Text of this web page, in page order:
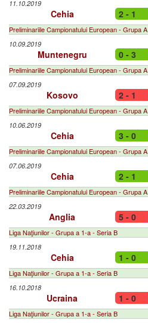
11.10.2019
Cehia 2 - 1
Preliminariile Campionatului European - Grupa A
10.09.2019
Muntenegru 0 - 3
Preliminariile Campionatului European - Grupa A
07.09.2019
Kosovo 2 - 1
Preliminariile Campionatului European - Grupa A
10.06.2019
Cehia 3 - 0
Preliminariile Campionatului European - Grupa A
07.06.2019
Cehia 2 - 1
Preliminariile Campionatului European - Grupa A
22.03.2019
Anglia 5 - 0
Liga Naţiunilor - Grupa a 1-a - Seria B
19.11.2018
Cehia 1 - 0
Liga Naţiunilor - Grupa a 1-a - Seria B
16.10.2018
Ucraina 1 - 0
Liga Naţiunilor - Grupa a 1-a - Seria B